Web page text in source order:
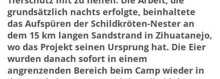
grundsätzlich nachts erfolgte, beinhaltete
das Aufspüren der Schildkröten-Nester an
dem 15 km langen Sandstrand in Zihuatanejo,
wo das Projekt seinen Ursprung hat. Die Eier
wurden danach sofort in einem
angrenzenden Bereich beim Camp wieder in